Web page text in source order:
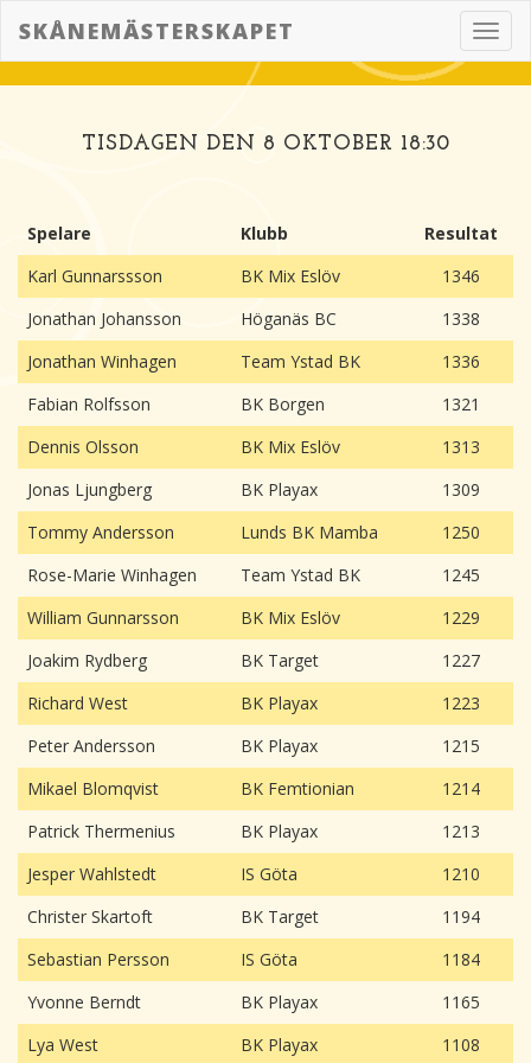
SKÅNEMÄSTERSKAPET
TISDAGEN DEN 8 OKTOBER 18:30
Spelare Klubb
Resultat
Karl Gunnarssson
BK Mix Eslöv
1346
Jonathan Johansson
Höganäs BC
1338
Jonathan Winhagen
Team Ystad BK
1336
Fabian Rolfsson
BK Borgen
1321
Dennis Olsson
BK Mix Eslöv
1313
Jonas Ljungberg
BK Playax
1309
Tommy Andersson
Lunds BK Mamba
1250
Rose-Marie Winhagen
Team Ystad BK
1245
William Gunnarsson
BK Mix Eslöv
1229
Joakim Rydberg
BK Target
1227
Richard West
BK Playax
1223
Peter Andersson
BK Playax
1215
Mikael Blomqvist
BK Femtionian
1214
Patrick Thermenius
BK Playax
1213
Jesper Wahlstedt
IS Göta
1210
Christer Skartoft
BK Target
1194
Sebastian Persson
IS Göta
1184
Yvonne Berndt
BK Playax
1165
Lya West
BK Playax 1108